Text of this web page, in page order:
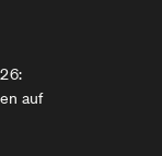
auf